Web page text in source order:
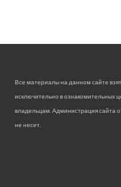
Все материалы на данном сайте
исключительно в ознакомительных
владельцам. Администрация сайта
не несет.